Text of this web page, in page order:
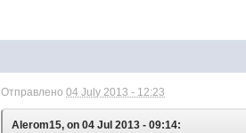
Отправлено04 July 2013 - 12:23
Alerom15, on 04 Jul 2013 - 09:14: